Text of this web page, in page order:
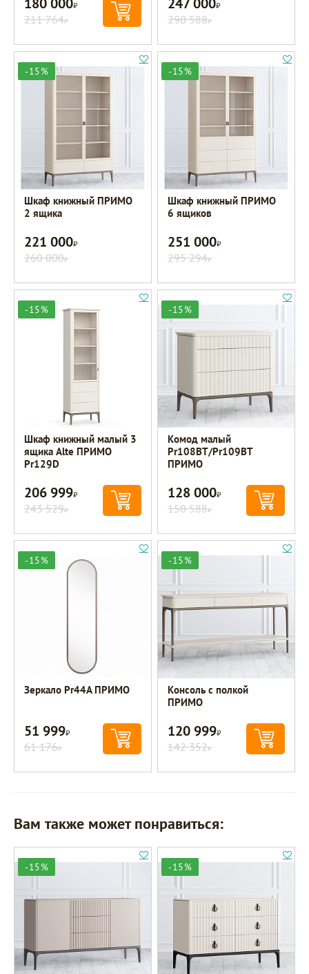
211 764Р 290 588Р
-15%
Шкаф книжный ПРИМО
2 ящика
221 000Р
260 000Р
-15%
Шкаф книжный ПРИМО
6 ящиков
251 000Р
295 294Р
-15%
Шкаф книжный малый 3
ящика Alte ПРИМО
Pr129D
206 999Р
243 529Р
-15%
Комод малый
Pr108BT/Pr109BT
ПРИМО
128 000Р
150 588Р
-15%
Зеркало Pr44A ПРИМО
51 999Р
61 176Р
-15%
Консоль с полкой
ПРИМО
120 999Р
142 352Р
Вам также может понравиться:
-15% -15%